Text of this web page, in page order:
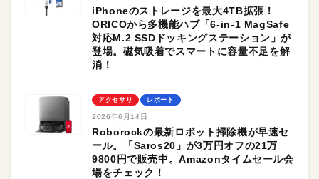
iPhoneのストレージを最大4TB拡張！
ORICOから多機能ハブ「6-in-1 MagSafe
対応M.2 SSDドッキングステーション」が
登場。磁気吸着でスマートに容量不足を解
消！
アクセサリ レポート
2026年6月14日
Roborockの最新ロボット掃除機が早速セ
ール。「Saros20」が3万円オフの21万
9800円で販売中。Amazonタイムセール会
場をチェック！